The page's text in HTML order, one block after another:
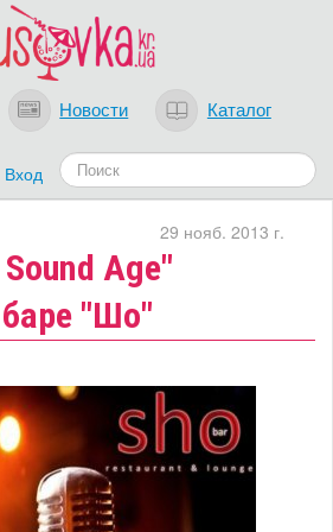
Новости Каталог
Вход
Age"
"Шо"
29 нояб. 2013 г.